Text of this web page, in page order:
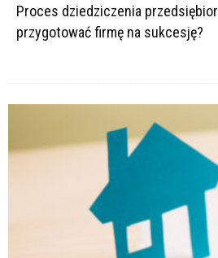
Proces dziedziczenia
przygotować firmę na sukcesję?